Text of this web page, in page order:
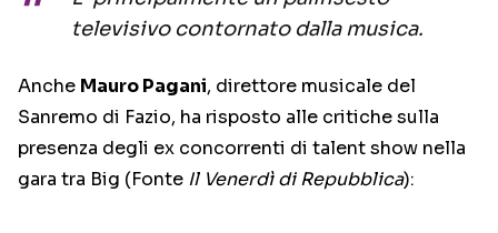
televisivo contornato dalla musica.
Anche Mauro Pagani, direttore musicale del
Sanremo di Fazio, ha risposto alle critiche sulla
presenza degli ex concorrenti di talent show nella
gara tra Big (Fonte Il Venerdì di Repubblica):